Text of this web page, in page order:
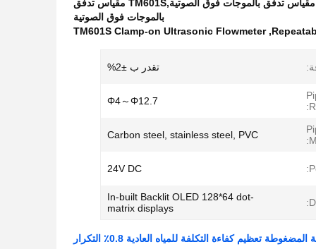
مقياس تدفق الموجات فوق الصوتية العادية المضغوطة بالماء,0.8 ٪ التكرارية عقدة على مقياس تدفق بالموجات فوق الصوتية,TM601S مقياس تدفق
بالموجات فوق الصوتية
,
TM601S Clamp-on Ultrasonic Flowmeter
تقدر ب ±2%
Φ4～Φ12.7
Carbon steel, stainless steel, PVC
24V DC
In-built Backlit OLED 128*64 dot-
matrix displays